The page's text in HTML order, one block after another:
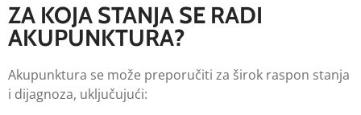
ZA KOJA STANJA SE RADI
AKUPUNKTURA?
Akupunktura se može preporučiti za širok raspon stanja
i dijagnoza, uključujući: